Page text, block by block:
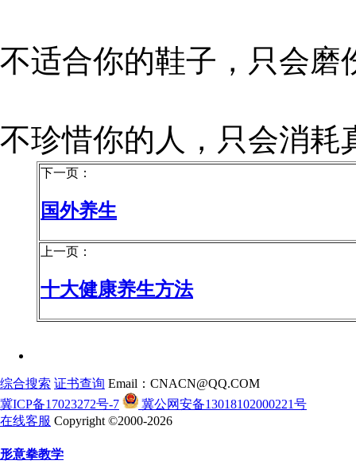
不适合你的鞋子，只会磨
不珍惜你的人，只会消耗
下一页：
国外养生
上一页：
十大健康养生方法
综合搜索 证书查询 Email：CNACN@QQ.COM
冀ICP备17023272号-7
冀公网安备13018102000221号
在线客服 Copyright ©2000-2026
形意拳教学